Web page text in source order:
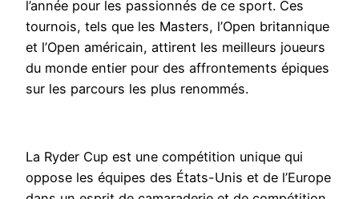
l’année pour les passionnés de ce sport. Ces
tournois, tels que les Masters, l’Open britannique
et l’Open américain, attirent les meilleurs joueurs
du monde entier pour des affrontements épiques
sur les parcours les plus renommés.
La Ryder Cup est une compétition unique qui
oppose les équipes des États-Unis et de l’Europe